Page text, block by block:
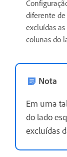
diferente
excluídas
colunas do
Nota
Em uma
do lado
excluídas